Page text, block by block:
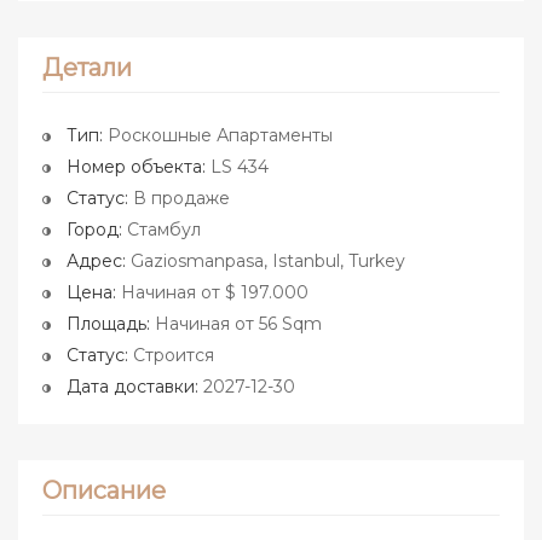
Детали
Тип: Роскошные Апартаменты
Номер объекта: LS 434
Статус: В продаже
Город: Стамбул
Адрес: Gaziosmanpasa, Istanbul, Turkey
Цена: Начиная от $ 197.000
Площадь: Начиная от 56 Sqm
Статус: Строится
Дата доставки: 2027-12-30
Описание